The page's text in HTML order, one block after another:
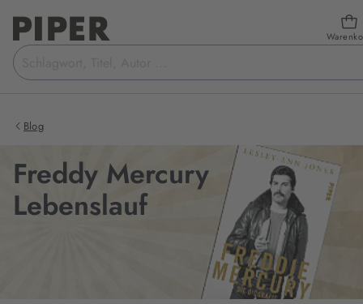
Suchbegriff
eingeben
Blog
Freddy Mercury
Lebenslauf